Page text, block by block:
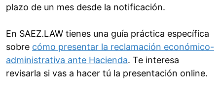
plazo de un mes desde la notificación.
En SAEZ.LAW tienes una guía práctica específica
sobre cómo presentar la reclamación económico-
administrativa ante Hacienda. Te interesa
revisarla si vas a hacer tú la presentación online.